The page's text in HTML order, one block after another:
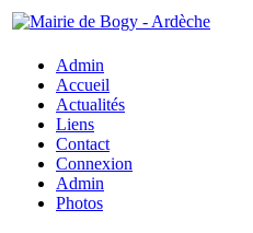
Admin
Accueil
Actualités
Liens
Contact
Connexion
Admin
Photos